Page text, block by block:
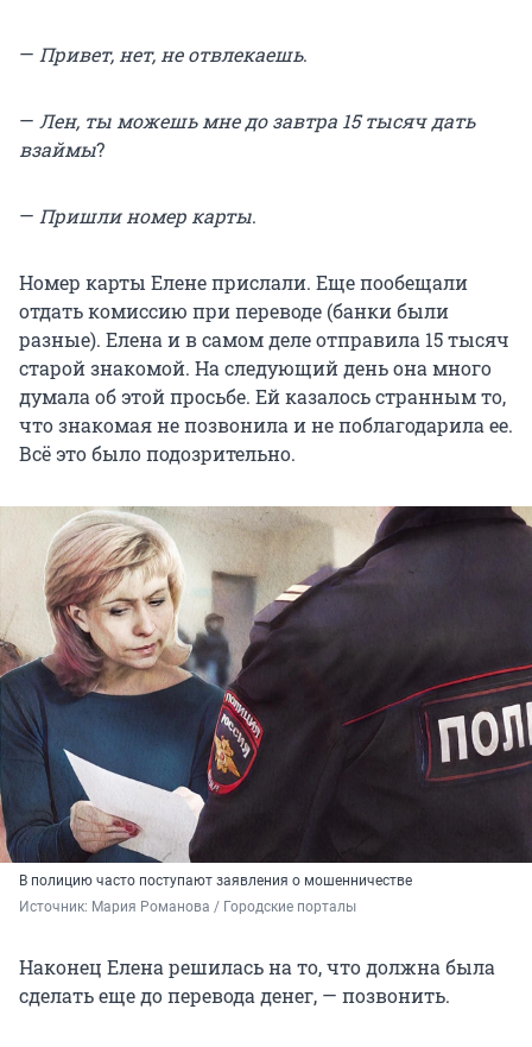
— Привет, нет, не отвлекаешь.
— Лен, ты можешь мне до завтра 15 тысяч дать
взаймы?
— Пришли номер карты.
Номер карты Елене прислали. Еще пообещали
отдать комиссию при переводе (банки были
разные). Елена и в самом деле отправила 15 тысяч
старой знакомой. На следующий день она много
думала об этой просьбе. Ей казалось странным то,
что знакомая не позвонила и не поблагодарила ее.
Всё это было подозрительно.
В полицию часто поступают заявления о мошенничестве
Источник: Мария Романова / Городские порталы
Наконец Елена решилась на то, что должна была
сделать еще до перевода денег, — позвонить.